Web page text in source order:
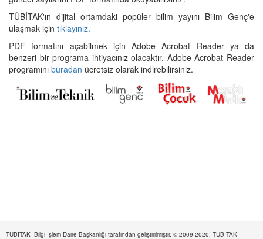
TÜBİTAK'ın dijital ortamdaki popüler bilim yayını Bilim Genç'e
ulaşmak için tıklayınız.
PDF formatını açabilmek için Adobe Acrobat Reader ya da
benzeri bir programa ihtiyacınız olacaktır. Adobe Acrobat Reader
programını buradan ücretsiz olarak indirebilirsiniz.
TÜBİTAK- Bilgi İşlem Daire Başkanlığı tarafından geliştirilmiştir. © 2009-2020, TÜBİTAK